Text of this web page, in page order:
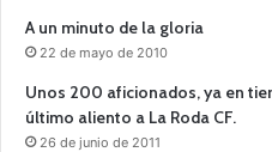
A un minuto de la gloria
22 de mayo de 2010
Unos 200 aficionados, ya en
último aliento a La Roda CF.
26 de junio de 2011